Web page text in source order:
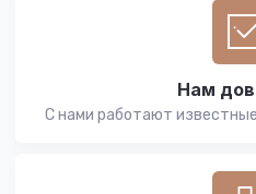
Нам
С нами работают